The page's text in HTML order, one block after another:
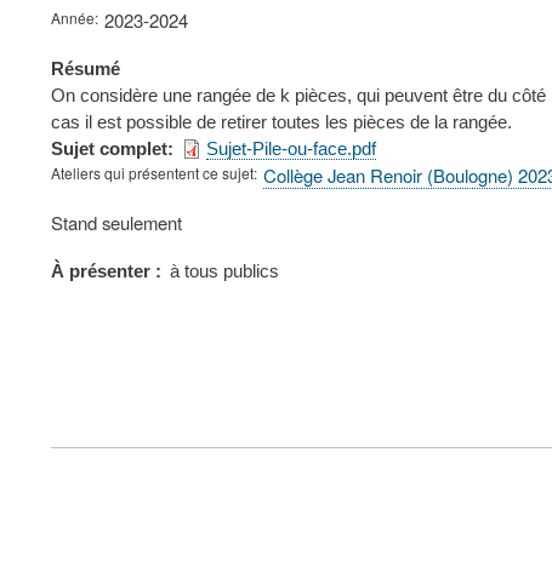
Année 2023-2024
Résumé
On considère une rangée de k pièces, qui peuvent être du
cas il est possible de retirer toutes les pièces de la rangée.
Sujet complet
Sujet-Pile-ou-face.pdf
Ateliers qui présentent ce sujet Collège Jean Renoir (Boulogne)
Type
présentation
Stand seulement
À présenter à tous publics
FOOTER